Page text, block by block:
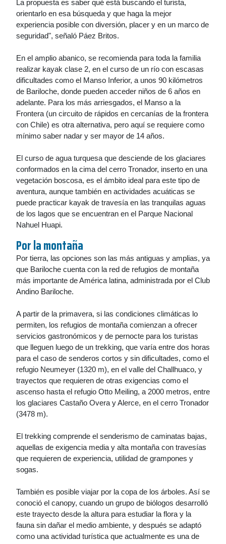
La propuesta es saber qué está buscando el turista,
orientarlo en esa búsqueda y que haga la mejor
experiencia posible con diversión, placer y en un marco de
seguridad", señaló Páez Britos.
En el amplio abanico, se recomienda para toda la familia
realizar kayak clase 2, en el curso de un río con escasas
dificultades como el Manso Inferior, a unos 90 kilómetros
de Bariloche, donde pueden acceder niños de 6 años en
adelante. Para los más arriesgados, el Manso a la
Frontera (un circuito de rápidos en cercanías de la frontera
con Chile) es otra alternativa, pero aquí se requiere como
mínimo saber nadar y ser mayor de 14 años.
El curso de agua turquesa que desciende de los glaciares
conformados en la cima del cerro Tronador, inserto en una
vegetación boscosa, es el ámbito ideal para este tipo de
aventura, aunque también en actividades acuáticas se
puede practicar kayak de travesía en las tranquilas aguas
de los lagos que se encuentran en el Parque Nacional
Nahuel Huapi.
Por la montaña
Por tierra, las opciones son las más antiguas y amplias, ya
que Bariloche cuenta con la red de refugios de montaña
más importante de América latina, administrada por el Club
Andino Bariloche.
A partir de la primavera, si las condiciones climáticas lo
permiten, los refugios de montaña comienzan a ofrecer
servicios gastronómicos y de pernocte para los turistas
que lleguen luego de un trekking, que varía entre dos horas
para el caso de senderos cortos y sin dificultades, como el
refugio Neumeyer (1320 m), en el valle del Challhuaco, y
trayectos que requieren de otras exigencias como el
ascenso hasta el refugio Otto Meiling, a 2000 metros, entre
los glaciares Castaño Overa y Alerce, en el cerro Tronador
(3478 m).
El trekking comprende el senderismo de caminatas bajas,
aquellas de exigencia media y alta montaña con travesías
que requieren de experiencia, utilidad de grampones y
sogas.
También es posible viajar por la copa de los árboles. Así se
conoció el canopy, cuando un grupo de biólogos desarrolló
este trayecto desde la altura para estudiar la flora y la
fauna sin dañar el medio ambiente, y después se adaptó
como una actividad turística que actualmente es una de